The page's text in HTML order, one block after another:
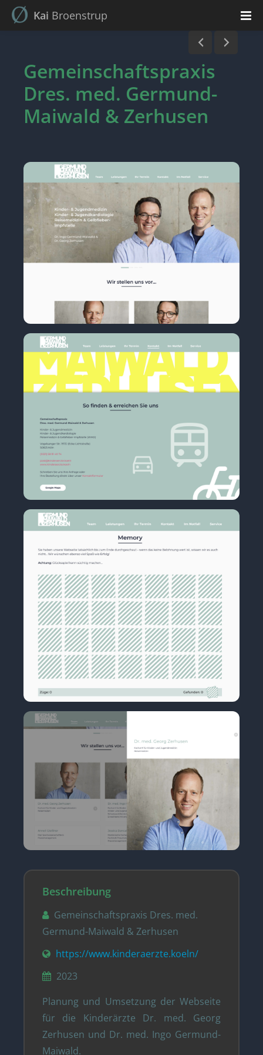
Kai Broenstrup
Gemeinschaftspraxis
Dres. med. Germund-
Maiwald & Zerhusen
Beschreibung
Gemeinschaftspraxis Dres. med.
Germund-Maiwald & Zerhusen
https://www.kinderaerzte.koeln/
2023
Planung und Umsetzung der Webseite
für die Kinderärzte Dr. med. Georg
Zerhusen und Dr. med. Ingo Germund-
Maiwald.